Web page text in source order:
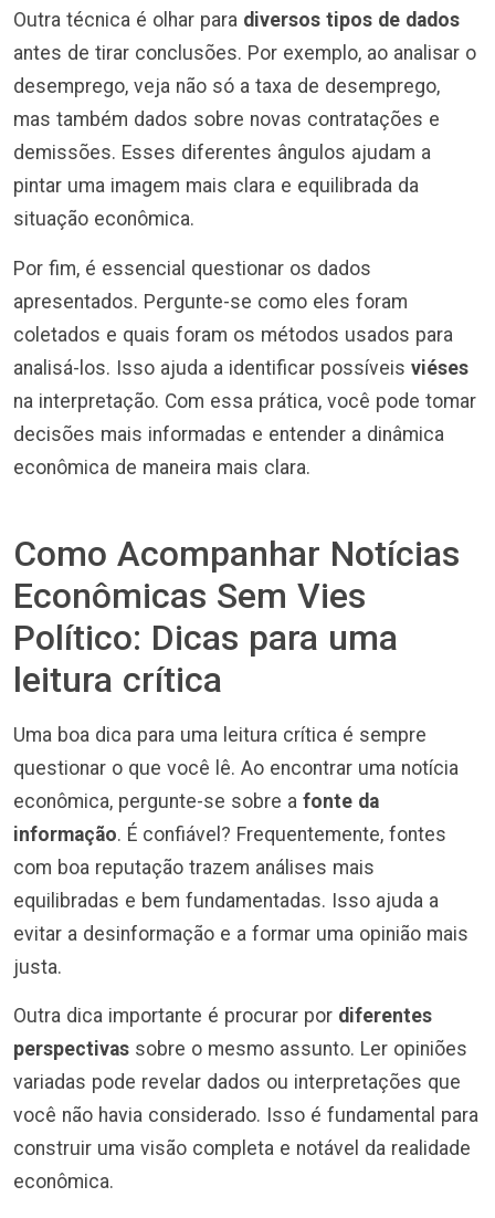
Outra técnica é olhar para diversos tipos de dados
antes de tirar conclusões. Por exemplo, ao analisar o
desemprego, veja não só a taxa de desemprego,
mas também dados sobre novas contratações e
demissões. Esses diferentes ângulos ajudam a
pintar uma imagem mais clara e equilibrada da
situação econômica.
Por fim, é essencial questionar os dados
apresentados. Pergunte-se como eles foram
coletados e quais foram os métodos usados para
analisá-los. Isso ajuda a identificar possíveis viéses
na interpretação. Com essa prática, você pode tomar
decisões mais informadas e entender a dinâmica
econômica de maneira mais clara.
Como Acompanhar Notícias
Econômicas Sem Vies
Político: Dicas para uma
leitura crítica
Uma boa dica para uma leitura crítica é sempre
questionar o que você lê. Ao encontrar uma notícia
econômica, pergunte-se sobre a fonte da
informação. É confiável? Frequentemente, fontes
com boa reputação trazem análises mais
equilibradas e bem fundamentadas. Isso ajuda a
evitar a desinformação e a formar uma opinião mais
justa.
Outra dica importante é procurar por diferentes
perspectivas sobre o mesmo assunto. Ler opiniões
variadas pode revelar dados ou interpretações que
você não havia considerado. Isso é fundamental para
construir uma visão completa e notável da realidade
econômica.